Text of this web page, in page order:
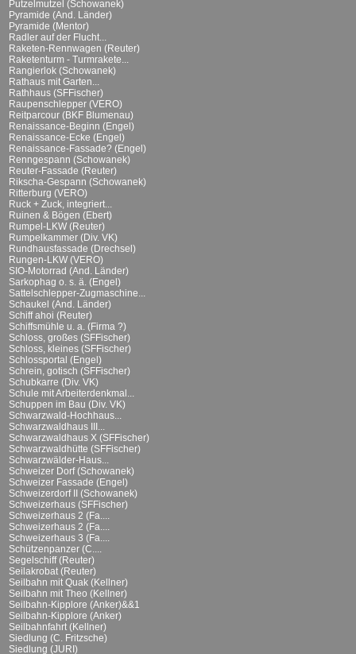
Putzelmutzel (Schowanek)
Pyramide (And. Länder)
Pyramide (Mentor)
Radler auf der Flucht...
Raketen-Rennwagen (Reuter)
Raketenturm - Turmrakete...
Rangierlok (Schowanek)
Rathaus mit Garten...
Rathhaus (SFFischer)
Raupenschlepper (VERO)
Reitparcour (BKF Blumenau)
Renaissance-Beginn (Engel)
Renaissance-Ecke (Engel)
Renaissance-Fassade? (Engel)
Renngespann (Schowanek)
Reuter-Fassade (Reuter)
Rikscha-Gespann (Schowanek)
Ritterburg (VERO)
Ruck + Zuck, integriert...
Ruinen & Bögen (Ebert)
Rumpel-LKW (Reuter)
Rumpelkammer (Div. VK)
Rundhausfassade (Drechsel)
Rungen-LKW (VERO)
SIO-Motorrad (And. Länder)
Sarkophag o. s. ä. (Engel)
Sattelschlepper-Zugmaschine...
Schaukel (And. Länder)
Schiff ahoi (Reuter)
Schiffsmühle u. a. (Firma ?)
Schloss, großes (SFFischer)
Schloss, kleines (SFFischer)
Schlossportal (Engel)
Schrein, gotisch (SFFischer)
Schubkarre (Div. VK)
Schule mit Arbeiterdenkmal...
Schuppen im Bau (Div. VK)
Schwarzwald-Hochhaus...
Schwarzwaldhaus III...
Schwarzwaldhaus X (SFFischer)
Schwarzwaldhütte (SFFischer)
Schwarzwälder-Haus...
Schweizer Dorf (Schowanek)
Schweizer Fassade (Engel)
Schweizerdorf II (Schowanek)
Schweizerhaus (SFFischer)
Schweizerhaus 2 (Fa....
Schweizerhaus 2 (Fa....
Schweizerhaus 3 (Fa....
Schützenpanzer (C....
Segelschiff (Reuter)
Seilakrobat (Reuter)
Seilbahn mit Quak (Kellner)
Seilbahn mit Theo (Kellner)
Seilbahn-Kipplore (Anker)&&1
Seilbahn-Kipplore (Anker)
Seilbahnfahrt (Kellner)
Siedlung (C. Fritzsche)
Siedlung (JURI)